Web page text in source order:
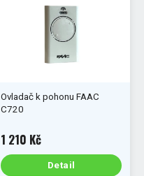
Ovladač k pohonu FAAC
C720
1 210 Kč
Detail